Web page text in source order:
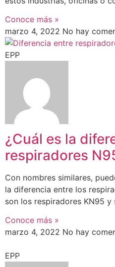
Conoce más »
marzo 4, 2022 No hay
EPP
¿Cuál es la
respiradores
Con nombres similares,
la diferencia entre los
son los respiradores KN95 y
Conoce más »
marzo 4, 2022 No hay
EPP